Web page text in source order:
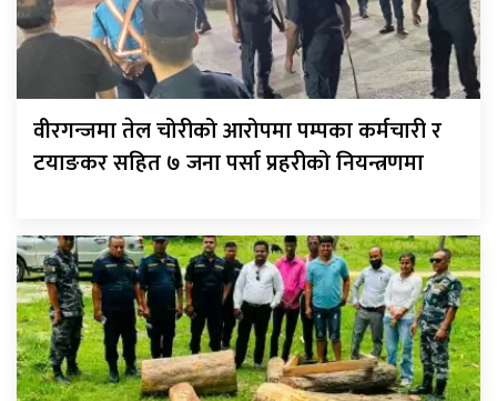
वीरगन्जमा तेल चोरीको आरोपमा पम्पका कर्मचारी र
टयाङकर सहित ७ जना पर्सा प्रहरीको नियन्त्रणमा